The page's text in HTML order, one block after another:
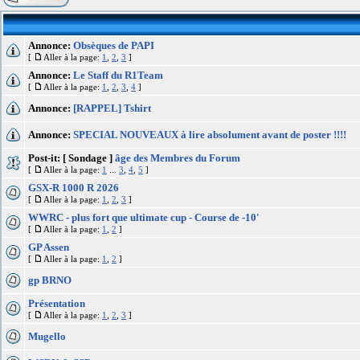
Annonce: Obsèques de PAPI
[ Aller à la page: 1 2 3 ]
Annonce: Le Staff du R1Team
[ Aller à la page: 1 2 3 4 ]
Annonce: [RAPPEL] Tshirt
Annonce: SPECIAL NOUVEAUX à lire absolument avant de poster !!!!
Post-it: [ Sondage ] âge des Membres du Forum
[ Aller à la page: 1 3 4 5 ]
GSX-R 1000 R 2026
[ Aller à la page: 1 2 3 ]
WWRC - plus fort que ultimate cup - Course de -10'
[ Aller à la page: 1 2 ]
GP Assen
[ Aller à la page: 1 2 ]
gp BRNO
Présentation
[ Aller à la page: 1 2 3 ]
Mugello